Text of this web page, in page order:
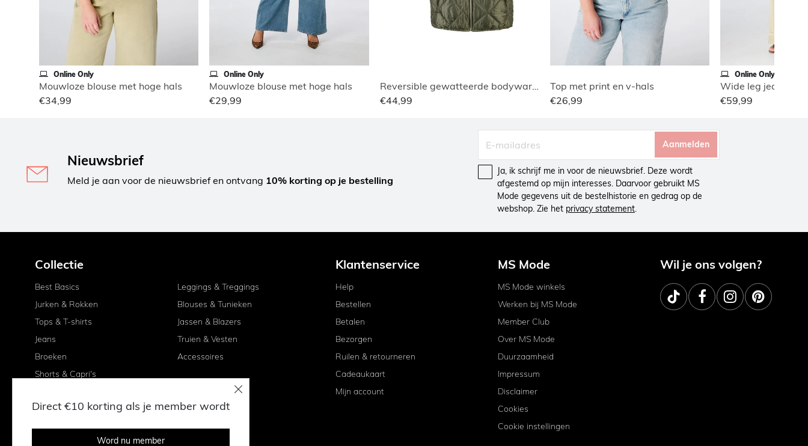
Online Only
Mouwloze blouse met hoge hals
€34,99
Online Only
Mouwloze blouse met hoge hals
€29,99
Reversible gewatteerde bodywarmer
€44,99
Top met print en v-hals
€26,99
Online Only
€59,99
Nieuwsbrief
Meld je aan voor de nieuwsbrief en ontvang 10% korting op je bestelling
Aanmelden
Ja, ik schrijf me in voor de nieuwsbrief. Deze wordt
afgestemd op mijn interesses. Daarvoor gebruikt MS
Mode gegevens uit de bestelhistorie en gedrag op de
webshop. Zie het privacy statement.
Collectie
Best Basics
Jurken & Rokken
Tops & T-shirts
Jeans
Broeken
Shorts & Capri's
Leggings & Treggings
Blouses & Tunieken
Jassen & Blazers
Truien & Vesten
Accessoires
Klantenservice
Help
Bestellen
Betalen
Bezorgen
Ruilen & retourneren
Cadeaukaart
Mijn account
MS Mode
MS Mode winkels
Werken bij MS Mode
Member Club
Over MS Mode
Duurzaamheid
Impressum
Disclaimer
Cookies
Cookie instellingen
Wil je ons volgen?
Direct €10 korting als je member wordt
Word nu member